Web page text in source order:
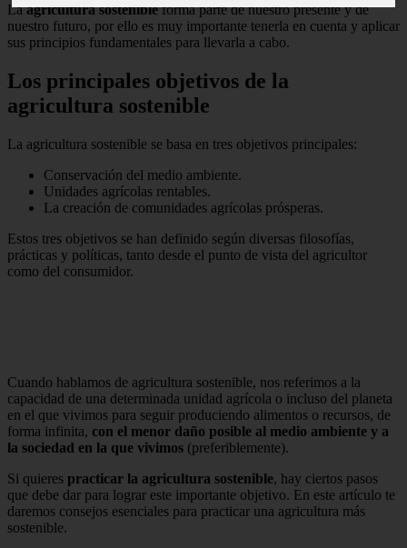
Laagricultura sostenibleforma parte de nuestro presente y de
nuestro futuro, por ello es muy importante tenerla en cuenta y aplicar
sus principios fundamentales para llevarla a cabo.
Los principales objetivos de la
agricultura sostenible
La agricultura sostenible se basa en tres objetivos principales:
Conservación del medio ambiente.
Unidades agrícolas rentables.
La creación de comunidades agrícolas prósperas.
Estos tres objetivos se han definido según diversas filosofías,
prácticas y políticas, tanto desde el punto de vista del agricultor
como del consumidor.
Cuando hablamos de agricultura sostenible, nos referimos a la
capacidad de una determinada unidad agrícola o incluso del planeta
en el que vivimos para seguir produciendo alimentos o recursos, de
forma infinita, con el menor daño posible al medio ambiente y a
la sociedad en la que vivimos (preferiblemente).
Si quieres practicar la agricultura sostenible, hay ciertos pasos
que debe dar para lograr este importante objetivo. En este artículo te
daremos consejos esenciales para practicar una agricultura más
sostenible.